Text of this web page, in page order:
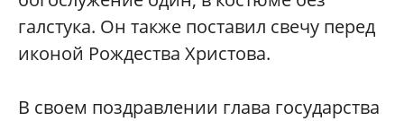
галстука. Он также поставил свечу перед
иконой Рождества Христова.
В своем поздравлении глава государства